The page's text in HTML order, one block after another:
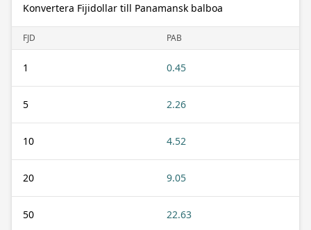
Konvertera Fijidollar till Panamansk balboa
FJD PAB
1 0.45
5 2.26
10 4.52
20 9.05
50 22.63